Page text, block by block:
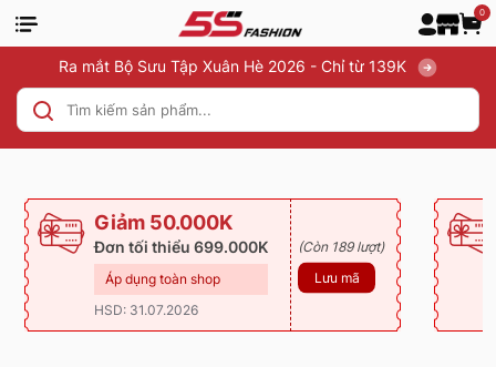
0
Ra mắt Bộ Sưu Tập Xuân Hè 2026 - Chỉ từ 139K
Giảm 50.000K
Đơn tối thiểu 699.000K
Áp dụng toàn shop
HSD: 31.07.2026
(Còn 189 lượt)
Lưu mã